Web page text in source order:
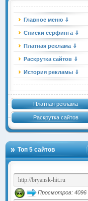
Главное меню ⇓
Списки серфинга ⇓
Платная реклама ⇓
Раскрутка сайтов ⇓
История рекламы ⇓
Платная реклама
Раскрутка сайтов
Топ 5 сайтов
Просмотров: 4096